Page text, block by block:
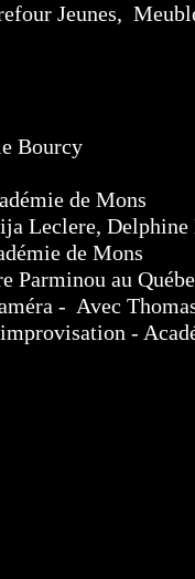
Jeunes,
de Mons
Leclere, Delphine
de Mons
au
- Avec Thomas
-